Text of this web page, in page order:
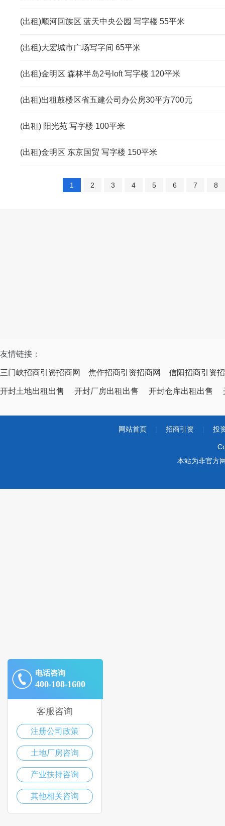
(出租)顺河回族区 蓝天中央公园 写字楼 55平米
(出租)大宏城市广场写字间 65平米
(出租)金明区 森林半岛2号loft 写字楼 120平米
(出租)出租鼓楼区省五建公司办公房30平方700元
(出租) 阳光苑 写字楼 100平米
(出租)金明区 东京国贸 写字楼 150平米
1 2 3 4 5 6 7 8
友情链接：
三门峡招商引资招商网 焦作招商引资招商网 信阳招商引资
开封土地出租出售 开封厂房出租出售 开封仓库出租出售
网站首页 招商引资 投
本站为非官方
电话咨询
400-108-1600
客服咨询
注册公司政策
土地厂房咨询
产业扶持咨询
其他相关咨询